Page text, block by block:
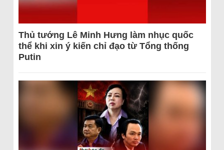
Thủ tướng Lê Minh Hưng làm nhục quốc
thể khi xin ý kiến chỉ đạo từ Tổng thống
Putin